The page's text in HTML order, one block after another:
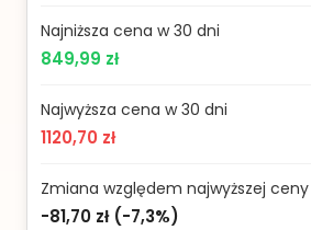
Najniższa cena w 30 dni
849,99 zł
Najwyższa cena w 30 dni
1120,70 zł
Zmiana względem najwyższej ceny
-81,70 zł(-7,3%)